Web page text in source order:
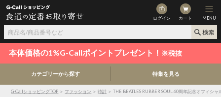
ログイン カート MENU
本体価格の1%G-Callポイントプレゼント！ ※税抜
カテゴリーから探す 特集を見る
G-CallショッピングTOP ＞ ファッション ＞時計 ＞ THE BEATLES RUBBER SOUL 60周年記念オフィシャ